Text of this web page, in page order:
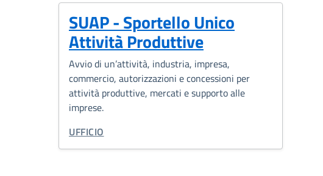
SUAP - Sportello Unico
Attività Produttive
Avvio di un’attività, industria, impresa,
commercio, autorizzazioni e concessioni per
attività produttive, mercati e supporto alle
imprese.
TIPO DI ORGANIZZAZIONE:
UFFICIO